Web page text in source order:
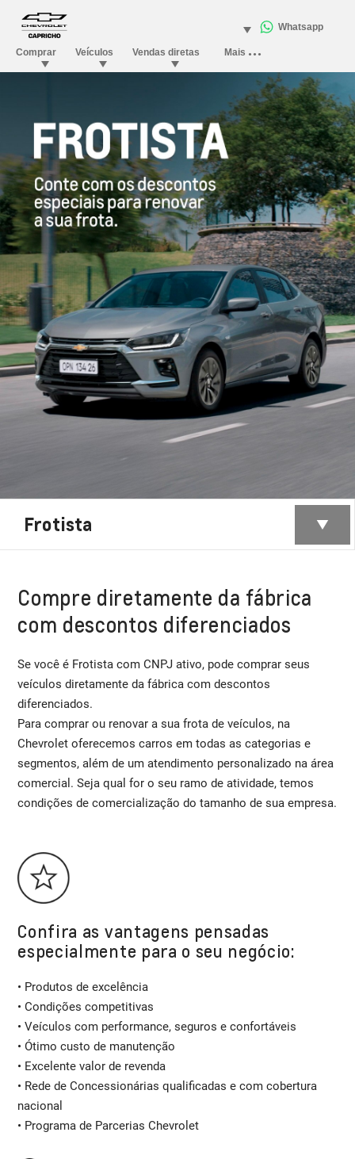
Frotista
Compre diretamente da fábrica
com descontos diferenciados
Se você é Frotista com CNPJ ativo, pode comprar seus
veículos diretamente da fábrica com descontos
diferenciados.
Para comprar ou renovar a sua frota de veículos, na
Chevrolet oferecemos carros em todas as categorias e
segmentos, além de um atendimento personalizado na área
comercial. Seja qual for o seu ramo de atividade, temos
condições de comercialização do tamanho de sua empresa.
Confira as vantagens pensadas
especialmente para o seu negócio:
• Produtos de excelência
• Condições competitivas
• Veículos com performance, seguros e confortáveis
• Ótimo custo de manutenção
• Excelente valor de revenda
• Rede de Concessionárias qualificadas e com cobertura
nacional
• Programa de Parcerias Chevrolet